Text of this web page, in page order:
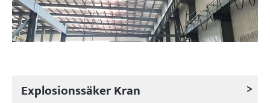
Explosionssäker Kran >